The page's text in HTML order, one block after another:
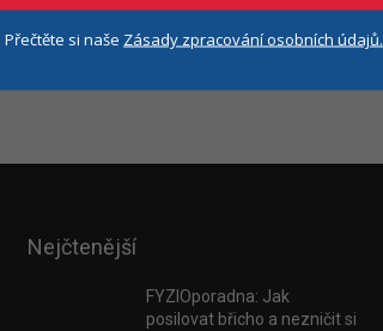
Nejčtenější
FYZIOporadna: Jak
posilovat břicho a nezničit si
Přečtěte si naše Zásady zpracování osobních údajů.